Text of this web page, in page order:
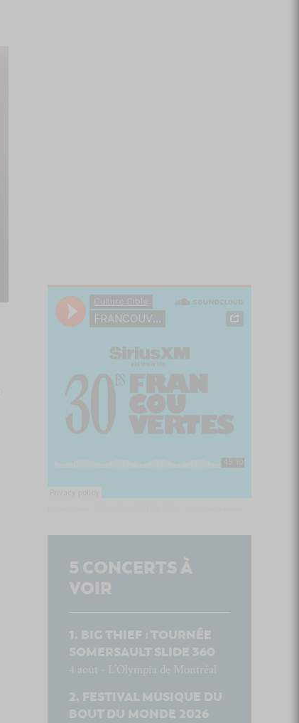
5 CONCERTS À
VOIR
BIG THIEF : TOURNÉE
SOMERSAULT SLIDE 360
4 août - L’Olympia de Montréal
FESTIVAL MUSIQUE DU
BOUT DU MONDE 2026